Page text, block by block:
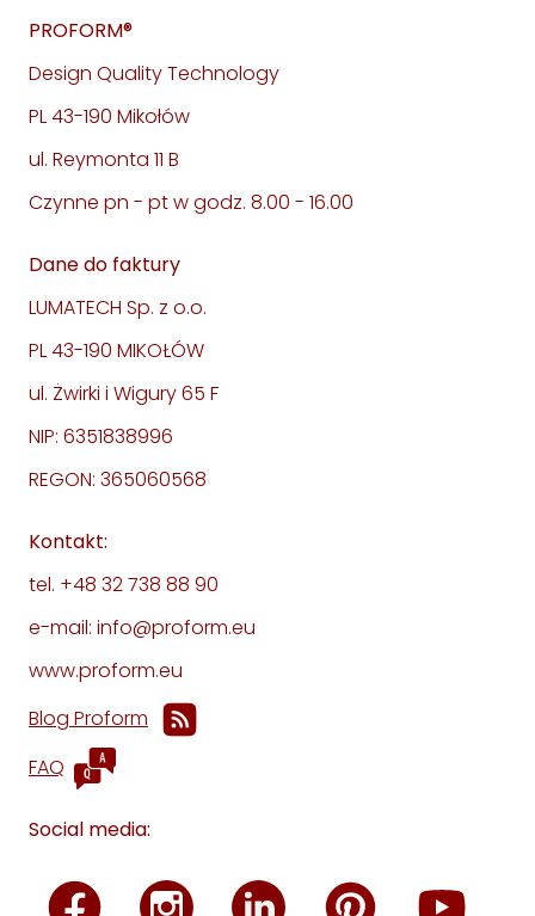
PROFORM®
Design Quality Technology
PL 43-190 Mikołów
ul. Reymonta 11 B
Czynne pn - pt w godz. 8.00 - 16.00
Dane do faktury
LUMATECH Sp. z o.o.
PL 43-190 MIKOŁÓW
ul. Żwirki i Wigury 65 F
NIP: 6351838996
REGON: 365060568
Kontakt:
tel. +48 32 738 88 90
e-mail: info@proform.eu
www.proform.eu
Blog Proform
FAQ
Social media: